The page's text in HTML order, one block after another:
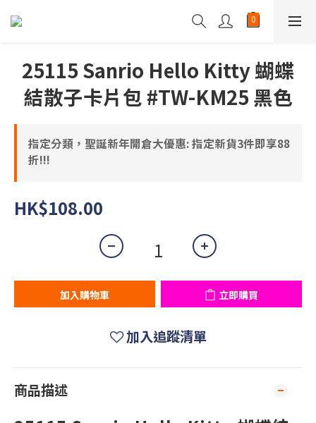
25115 Sanrio Hello Kitty 蝴蝶
結散子卡片包 #TW-KM25 黑色
指定分類，聖誕新年開倉大優惠: 指定新貨3件即享88
折!!!
HK$108.00
加入購物車 立即購買
加入追蹤清單
商品描述